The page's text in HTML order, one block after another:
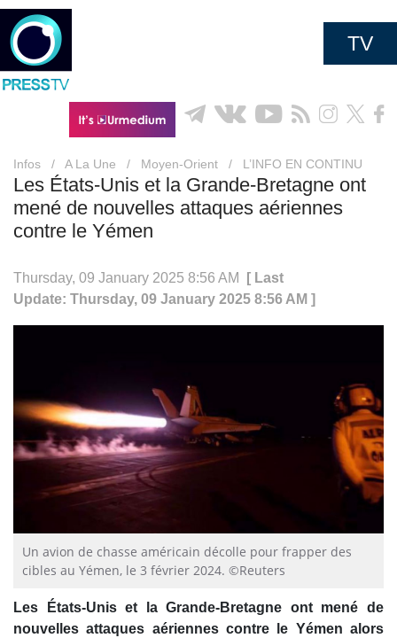
TV
Infos / A La Une / Moyen-Orient / L’INFO EN CONTINU
Les États-Unis et la Grande-Bretagne ont
mené de nouvelles attaques aériennes
contre le Yémen
Thursday, 09 January 2025 8:56 AM
[ Last
Update: Thursday, 09 January 2025 8:56 AM ]
Un avion de chasse américain décolle pour frapper des
cibles au Yémen, le 3 février 2024. ©Reuters
Les États-Unis et la Grande-Bretagne ont mené de
nouvelles attaques aériennes contre le Yémen alors